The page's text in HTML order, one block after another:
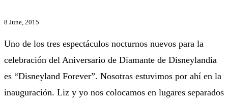
8 June, 2015
Uno de los tres espectáculos nocturnos nuevos para la
celebración del Aniversario de Diamante de Disneylandia
es “Disneyland Forever”. Nosotras estuvimos por ahí en la
inauguración. Liz y yo nos colocamos en lugares separados